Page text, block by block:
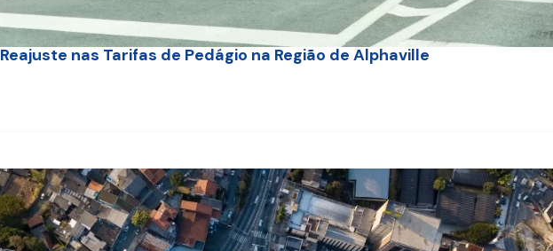
Reajuste nas Tarifas de Pedágio na Região de Alphaville